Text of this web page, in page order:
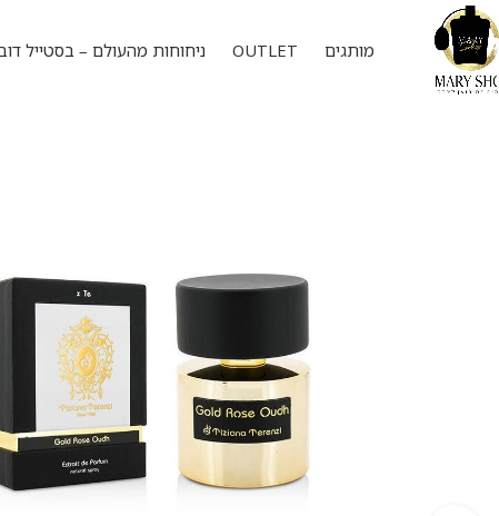
מותגים OUTLET ניחוחות מהעולם – בסטייל